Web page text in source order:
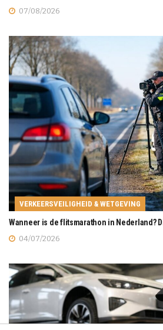
07/08/2026
VERKEERSVEILIGHEID & WETGEVING
Wanneer is de flitsmarathon in Nederland?
04/07/2026